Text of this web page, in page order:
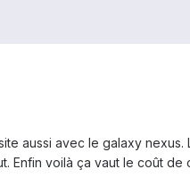
aussi avec le galaxy
voilà ça vaut le coût